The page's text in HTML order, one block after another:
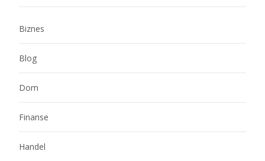
Biznes
Blog
Dom
Finanse
Handel